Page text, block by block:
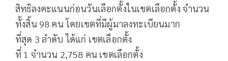
สิทธิลงคะแนนก่อนวันเลือกตั้งในเขตเลือกตั้ง จำนวน
ทั้งสิ้น 98 คน โดยเขตที่มีผู้มาลงทะเบียนมาก
ที่สุด 3 ลำดับ ได้แก่ เขตเลือกตั้ง
ที่ 1 จำนวน 2,758 คน เขตเลือกตั้ง